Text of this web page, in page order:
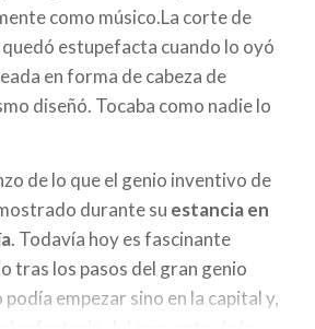
como músico.La corte de
estupefacta cuando lo oyó
en forma de cabeza de
diseñó. Tocaba como nadie lo
de lo que el genio inventivo de
durante su estancia en
. Todavía hoy es fascinante
tras los pasos del gran genio
empezar sino en la capital y,